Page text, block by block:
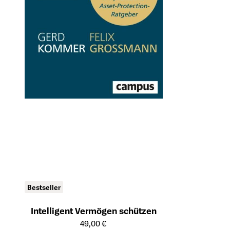
Bestseller
Intelligent Vermögen schützen
Öffnet die Detailseite des Produkts
49,00 €